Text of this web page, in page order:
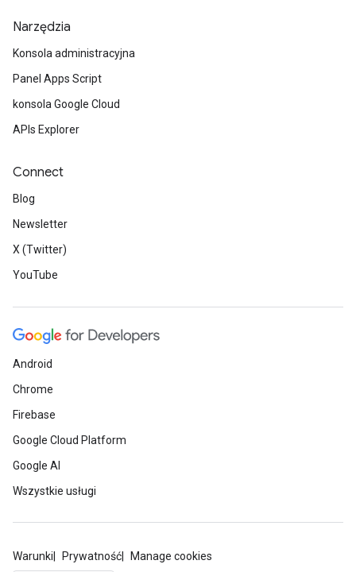
Narzędzia
Konsola administracyjna
Panel Apps Script
konsola Google Cloud
APIs Explorer
Connect
Blog
Newsletter
X (Twitter)
YouTube
Android
Chrome
Firebase
Google Cloud Platform
Google AI
Wszystkie usługi
Warunki Prywatność Manage cookies